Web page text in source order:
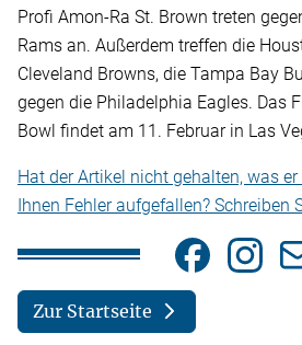
Profi Amon-Ra St. Brown treten
Rams an. Außerdem treffen die
Cleveland Browns, die Tampa Bay
gegen die Philadelphia Eagles. Das
Bowl findet am 11. Februar in Las
Hat der Artikel nicht gehalten, was
Ihnen Fehler aufgefallen? Schreiben
Zur Startseite